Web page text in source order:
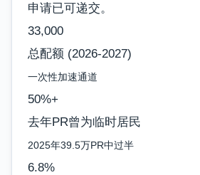
申请已可递交。
33,000
总配额 (2026-2027)
一次性加速通道
50%+
去年PR曾为临时居民
2025年39.5万PR中过半
6.8%